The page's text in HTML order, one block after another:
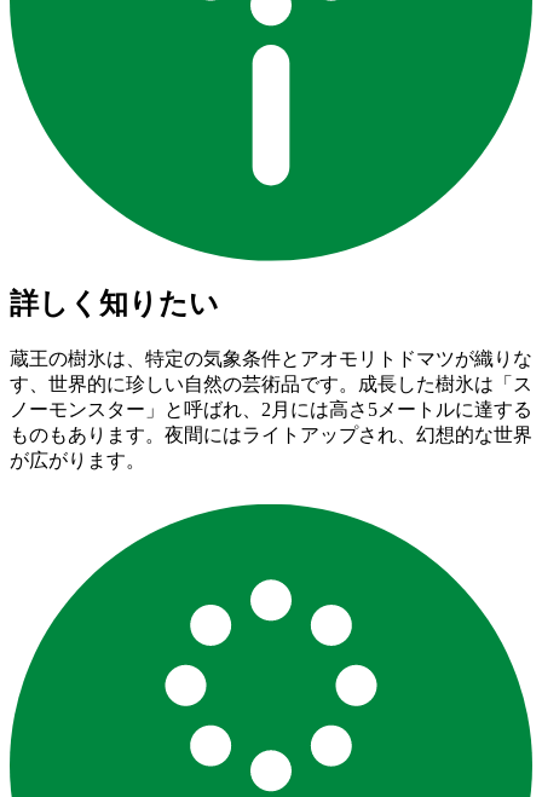
詳しく知りたい
蔵王の樹氷は、特定の気象条件とアオモリトドマツが織りな
す、世界的に珍しい自然の芸術品です。成長した樹氷は「ス
ノーモンスター」と呼ばれ、2月には高さ5メートルに達する
ものもあります。夜間にはライトアップされ、幻想的な世界
が広がります。